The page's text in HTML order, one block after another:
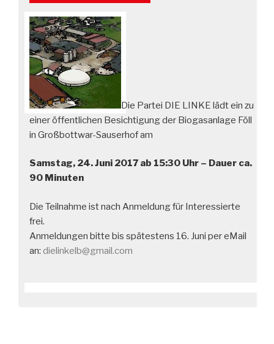
Die Partei DIE LINKE lädt ein zu
einer öffentlichen Besichtigung der Biogasanlage Föll
in Großbottwar-Sauserhof am
Samstag, 24. Juni 2017 ab 15:30 Uhr – Dauer ca.
90 Minuten
Die Teilnahme ist nach Anmeldung für Interessierte
frei.
Anmeldungen bitte bis spätestens 16. Juni per eMail
an: dielinkelb@gmail.com